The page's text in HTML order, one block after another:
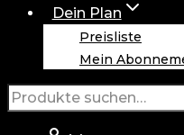
Dein Plan
Preisliste
Mein
Suche
nach: